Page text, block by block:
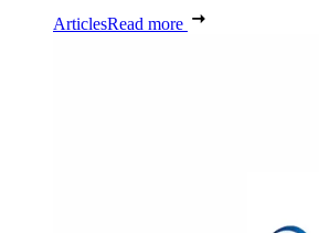
ArticlesRead more